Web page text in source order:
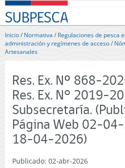
Contenido
principal
SUBPESCA
-
Subsecretaría
de
Pesca
Gobierno
de
Chile
Inicio/ Normativa / Regulaciones de pesca
administración y regímenes de acceso/
Artesanales
Res. Ex. Nº 868-
Res. Ex. N° 2019-
Subsecretaría.
Página Web 02-04-
18-04-2026)
Publicado: 02-abr-2026